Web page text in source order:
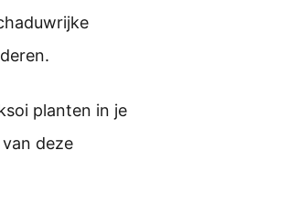
planten in je
deze